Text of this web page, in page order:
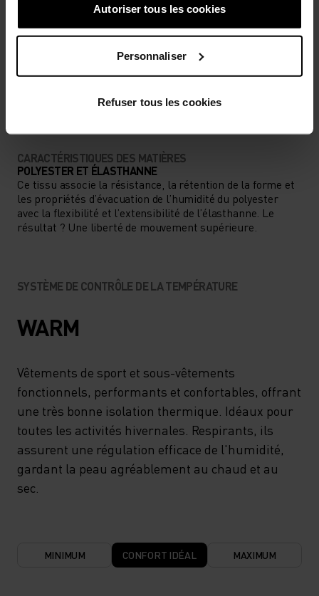
Autoriser tous les cookies
Personnaliser
Refuser tous les cookies
MODÉRÉ
TYPE D’ACTIVITÉ
Ski de fond - Running
CARACTÉRISTIQUES DES MATIÈRES
POLYESTER ET ÉLASTHANNE
Ce tissu associe la résistance, la rétention de la forme et
les propriétés d’évacuation de l’humidité du polyester
avec la flexibilité et l’extensibilité de l’élasthanne. Le
résultat ? Une liberté de mouvement supérieure.
SYSTÈME DE CONTRÔLE DE LA TEMPÉRATURE
WARM
Vêtements de sport et sous-vêtements
fonctionnels, performants et confortables, offrant
une très bonne isolation thermique. Idéaux pour
toutes les activités hivernales. Respirants, ils
assurent une régulation efficace de l'humidité,
gardant la peau agréablement au chaud et au
sec.
MINIMUM CONFORT IDÉAL MAXIMUM